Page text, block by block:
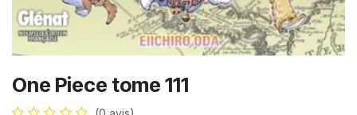
One Piece tome 111